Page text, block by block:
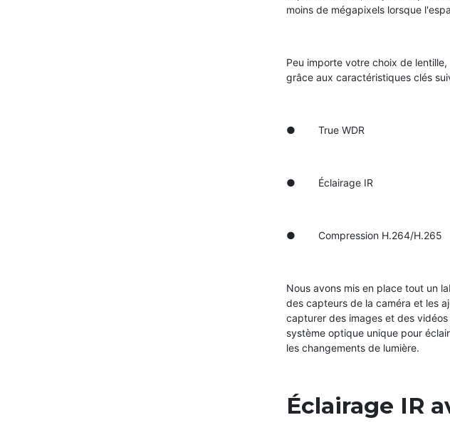
moins de mégapixels lorsque
Peu importe votre choix de
grâce aux caractéristiques clés
● True WDR
● Éclairage IR
● Compression H.264/H.265
Nous avons mis en place tout un
des capteurs de la caméra et les
capturer des images et des
système optique unique pour
les changements de lumière.
Éclairage IR